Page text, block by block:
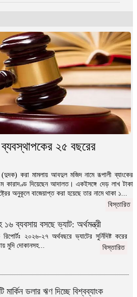
ব্যবস্থাপকের ২৫ বছরের
(দুদক) করা মামলায় আবদুল মজিদ নামে রূপালী ব্যাংকের
কারাদণ্ড দিয়েছেন আদালত। একইসঙ্গে দেড় লাখ টাকা
অনুকূলে বাজেয়াপ্ত করা হয়েছে তার নামে থাকা ১...
বিস্তারিত
১৬ ব্যবসায় বসছে ভ্যাট: অর্থমন্ত্রী
২০২৬-২৭ অর্থবছরে ভ্যাটের সুর্নিদিষ্ট করের
মুদি দোকানসহ...
বিস্তারিত
ডলার ঋণ দিচ্ছে বিশ্বব্যাংক